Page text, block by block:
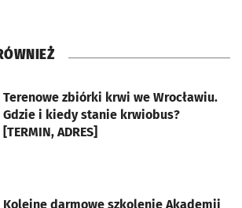
Terenowe zbiórki krwi we Wrocławiu.
Gdzie i kiedy stanie krwiobus?
[TERMIN, ADRES]
karcie
Kolejne darmowe szkolenie Akademii
karcie